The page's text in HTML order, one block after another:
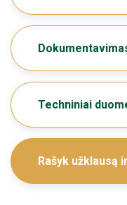
Techniniai
Rašyk užklausą